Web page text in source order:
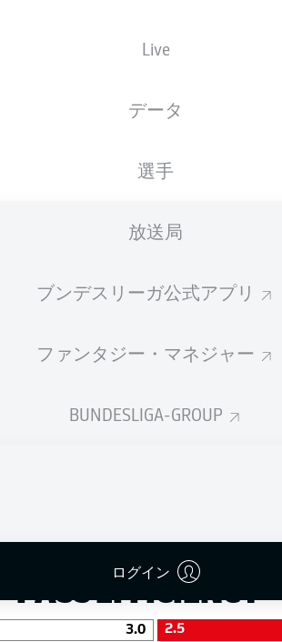
Live
データ
選手
放送局
ブンデスリーガ公式アプリ
ファンタジー・マネジャー
BUNDESLIGA-GROUP
ログイン
XGOALS
0
PASS EFFICIENCY
3.0
2.5